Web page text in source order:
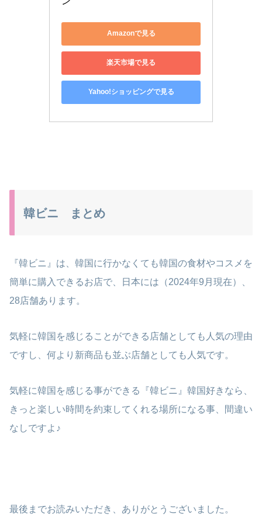
Amazonで見る
楽天市場で見る
Yahoo!ショッピングで見る
韓ビニ まとめ
『韓ビニ』は、韓国に行かなくても韓国の食材やコスメを
簡単に購入できるお店で、日本には（2024年9月現在）、
28店舗あります。
気軽に韓国を感じることができる店舗としても人気の理由
ですし、何より新商品も並ぶ店舗としても人気です。
気軽に韓国を感じる事ができる『韓ビニ』韓国好きなら、
きっと楽しい時間を約束してくれる場所になる事、間違い
なしですよ♪
最後までお読みいただき、ありがとうございました。